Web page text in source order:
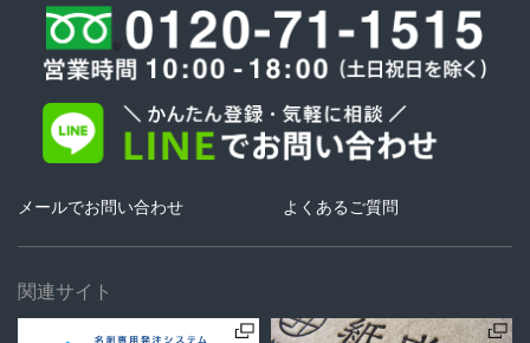
メールでお問い合わせ よくあるご質問
関連サイト